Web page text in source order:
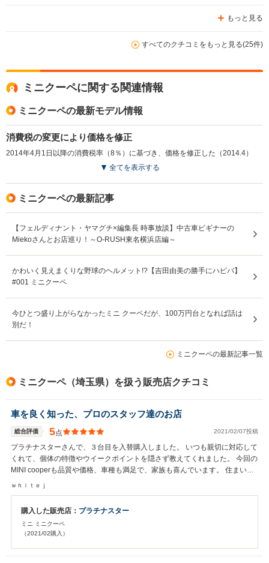
もっと見る
すべてのクチコミをもっと見る(25件)
ミニクーペに関する関連情報
ミニクーペの最新モデル情報
消費税の変更により価格を修正
2014年4月1日以降の消費税率（8％）に基づき、価格を修正した（2014.4）
全てを表示する
ミニクーペの最新記事
【フェルディナント・ヤマグチ×編集長 時事放談】中古車ビギナーの
Miekoさんとお店巡り！～O-RUSH東名横浜店編～
かわいく見えまくりな野球のヘルメット!?【吉田由美の勝手にハピバ】
#001 ミニクーペ
今ひとつ盛り上がらなかったミニ クーペだが、100万円台となれば話は
別だ！
ミニクーペの最新記事一覧
ミニクーペ（埼玉県）を扱う販売店クチコミ
車を良く知った、プロのスタッフ達のお店
総合評価 5点 2021/02/07投稿
プラチナスターさんで、３台目を入替購入しました。 いつも親切に対応して
くれて、個体の特徴やウイークポイントを隠さず教えてくれました。 今回の
MINI cooperも品質や価格、車種も満足で、家族も喜んでいます。 住まいは
ｗｈｉｔｅｊ
購入した販売店： プラチナスター
ミニ ミニクーペ
（2021/02購入）